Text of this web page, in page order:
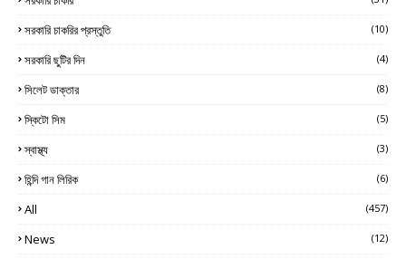
সরকারি চাকরির প্রস্তুতি (10)
সরকারি ছুটির দিন (4)
সিলেট ডাক্তার (8)
স্কিটো সিম (5)
স্বাস্থ্য (3)
হিন্দি গান লিরিক (6)
All (457)
News (12)